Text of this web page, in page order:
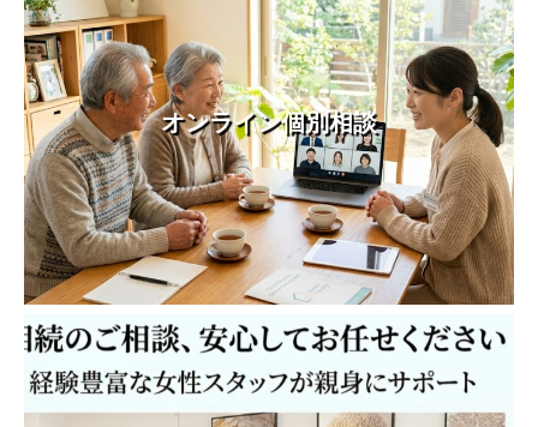
オンライン個別相談